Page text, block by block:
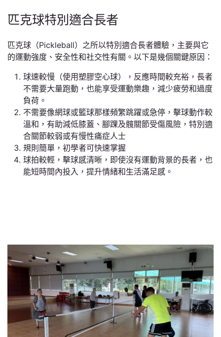
匹克球特別適合長者
匹克球（Pickleball）之所以特別適合長者體驗，主要與它
的運動強度、安全性和社交性有關。以下是幾個關鍵原因：
球速較慢（使用塑膠空心球），反應時間較充裕，長者
不需要大量跑動，也能享受運動樂趣，減少疲勞和過度
負荷。
不需要像網球或籃球那樣頻繁跳躍或急停，擊球動作較
溫和，有助減低膝蓋、腳踝及髖關節受傷風險，特別適
合關節較弱或有慢性痛症人士
規則簡單，初學者可快速掌握
球拍較輕，擊球感清晰，即使沒有運動背景的長者，也
能短時間內投入，提升情緒和生活滿足感。